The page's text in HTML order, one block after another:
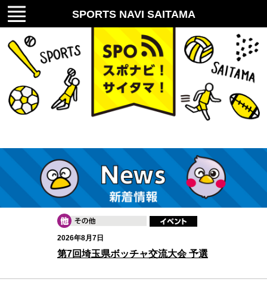
スポナビ！サイタマ！
メニ
ュー
SPORTS NAVI SAITAMA
新着情報
2026年8月7日
第7回埼玉県ボッチャ交流大会 予選